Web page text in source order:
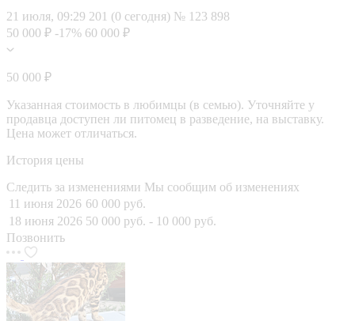
21 июля, 09:29 201 (0 сегодня) № 123 898
50 000 ₽ -17% 60 000 ₽
50 000 ₽
Указанная стоимость в любимцы (в семью). Уточняйте у
продавца доступен ли питомец в разведение, на выставку.
Цена может отличаться.
История цены
Следить за изменениями Мы сообщим об изменениях
11 июня 2026 60 000 руб.
18 июня 2026 50 000 руб. - 10 000 руб.
Позвонить